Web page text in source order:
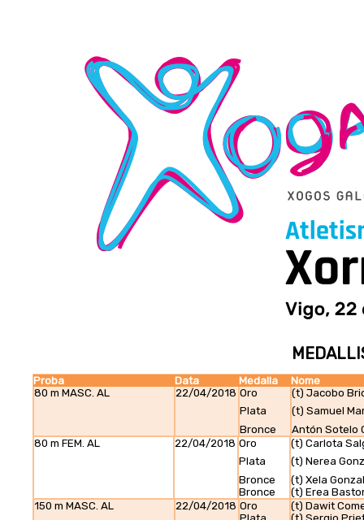
Proba Data Medalla
Nome
80 m MASC. AL
22/04/2018 Oro
(t) Jacobo
Plata
(t) Samuel
Bronce
Antón Sotelo
80 m FEM. AL
22/04/2018 Oro
(t) Carlota
Plata
(t) Nerea
Bronce
(t) Xela
Bronce
(t) Erea
150 m MASC. AL
22/04/2018 Oro
(t) Dawit